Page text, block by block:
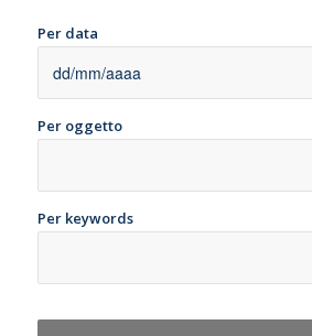
Per data
Per oggetto
Per keywords